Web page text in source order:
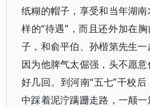
纸糊的帽子，享受和当年湖
样的“待遇”，而且还外加在
子，和俞平伯、孙楷第先生一
因为他脾气太倔强，头不愿
好几回。到河南“五七”干校
中踩着泥泞蹒跚走路，一颠